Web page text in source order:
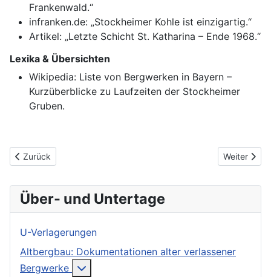
Frankenwald.“
infranken.de: „Stockheimer Kohle ist einzigartig.“
Artikel: „Letzte Schicht St. Katharina – Ende 1968.“
Lexika & Übersichten
Wikipedia: Liste von Bergwerken in Bayern –
Kurzüberblicke zu Laufzeiten der Stockheimer
Gruben.
Vorheriger Beitrag: Grubenfeld im Köstenbachtal bei Schmölz
Zurück Nächster
Weiter
Über- und Untertage
U-Verlagerungen
Altbergbau: Dokumentationen alter verlassener
Bergwerke